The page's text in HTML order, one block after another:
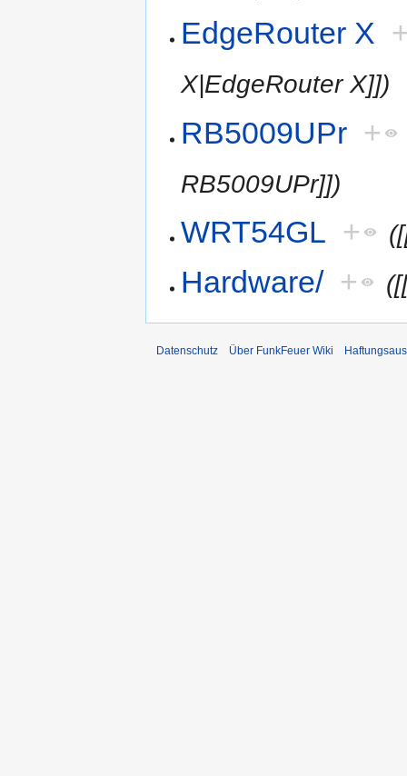
EdgeRouter X
X|EdgeRouter X]])
RB5009UPr +
RB5009UPr]])
WRT54GL +
Hardware/ +
Datenschutz Über FunkFeuer Wiki